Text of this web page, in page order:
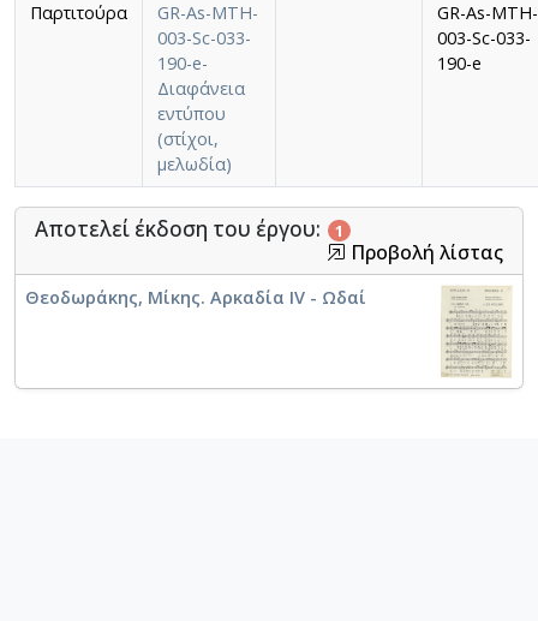
Παρτιτούρα
GR-As-MTH-
003-Sc-033-
190-e-
Διαφάνεια
εντύπου
(στίχοι,
μελωδία)
GR-As-MTH-
003-Sc-033-
190-e
Αποτελεί έκδοση του έργου: 1
Προβολή λίστας
Θεοδωράκης, Μίκης. Αρκαδία IV - Ωδαί